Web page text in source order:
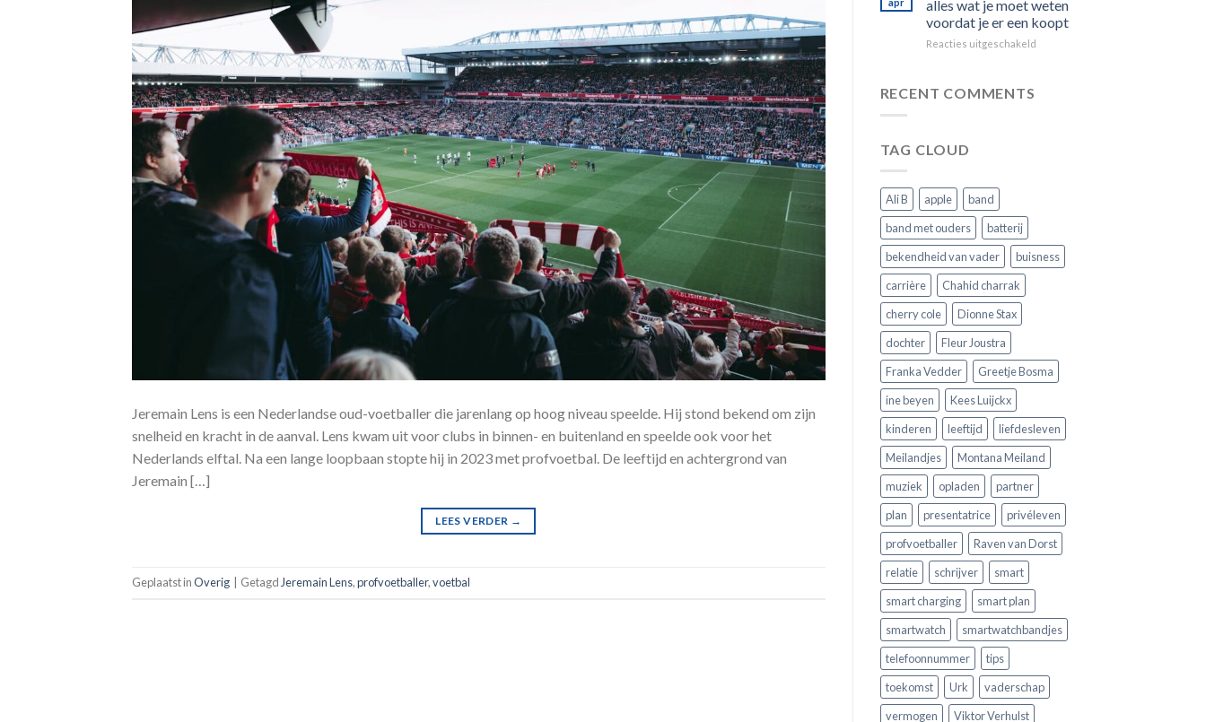
Jeremain Lens is een Nederlandse oud-voetballer die jarenlang op hoog niveau speelde. Hij stond bekend om zijn
snelheid en kracht in de aanval. Lens kwam uit voor clubs in binnen- en buitenland en speelde ook voor het
Nederlands elftal. Na een lange loopbaan stopte hij in 2023 met profvoetbal. De leeftijd en achtergrond van
Jeremain […]
LEES VERDER →
Geplaatst inOverig GetagdJeremain Lens,profvoetballer,voetbal
juiste
slimme
zo
kies
apr
alles wat je moet weten
voordat je er een koopt
Reacties uitgeschakeldvoor
RECENT COMMENTS
TAG CLOUD
Ali B apple
band
band met ouders
batterij
bekendheid van vader
buisness
carrière
Chahid charrak
cherry cole
Dionne Stax
dochter
Fleur Joustra
Franka Vedder
Greetje Bosma
ine beyen
Kees Luijckx
kinderen
leeftijd
liefdesleven
Meilandjes
Montana Meiland
muziek
opladen
partner
plan
presentatrice
privéleven
profvoetballer
Raven van Dorst
relatie
schrijver
smart
smart charging
smart plan
smartwatch
smartwatchbandjes
telefoonnummer
tips
toekomst
Urk
vaderschap
vermogen
Viktor Verhulst